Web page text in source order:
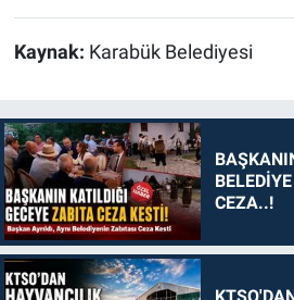
Kaynak: Karabük Belediyesi
CEZA..!